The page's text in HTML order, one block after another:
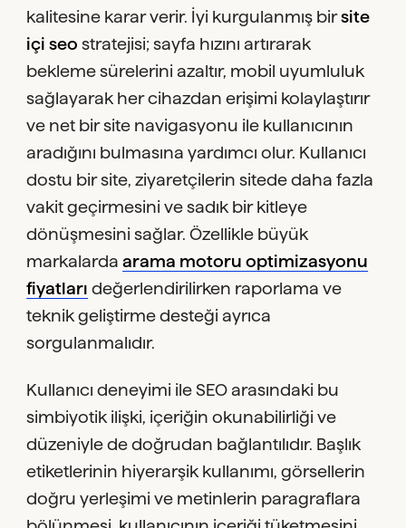
kalitesine karar verir. İyi kurgulanmış birsite
içi seo stratejisi; sayfa hızını artırarak
bekleme sürelerini azaltır, mobil uyumluluk
sağlayarak her cihazdan erişimi kolaylaştırır
ve net bir site navigasyonu ile kullanıcının
aradığını bulmasına yardımcı olur. Kullanıcı
dostu bir site, ziyaretçilerin sitede daha fazla
vakit geçirmesini ve sadık bir kitleye
dönüşmesini sağlar. Özellikle büyük
markalardaarama motoru optimizasyonu
fiyatları değerlendirilirken raporlama ve
teknik geliştirme desteği ayrıca
sorgulanmalıdır.
Kullanıcı deneyimi ile SEO arasındaki bu
simbiyotik ilişki, içeriğin okunabilirliği ve
düzeniyle de doğrudan bağlantılıdır. Başlık
etiketlerinin hiyerarşik kullanımı, görsellerin
doğru yerleşimi ve metinlerin paragraflara